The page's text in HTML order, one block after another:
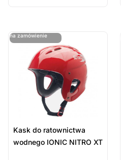
na
zamówien
na zamówienie
ostatnie sztuki
Kask do ratownictwa
wodnego IONIC NITRO XT